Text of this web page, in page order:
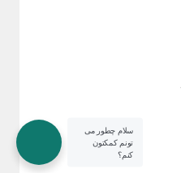
سلام چطور می
تونم کمکتون
کنم؟